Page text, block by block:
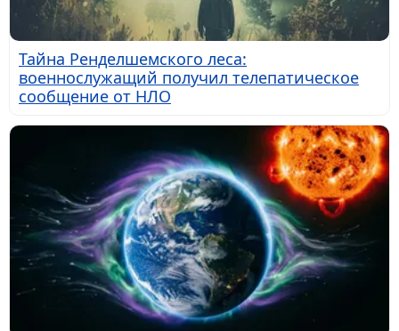
Тайна Ренделшемского леса:
военнослужащий получил телепатическое
сообщение от НЛО